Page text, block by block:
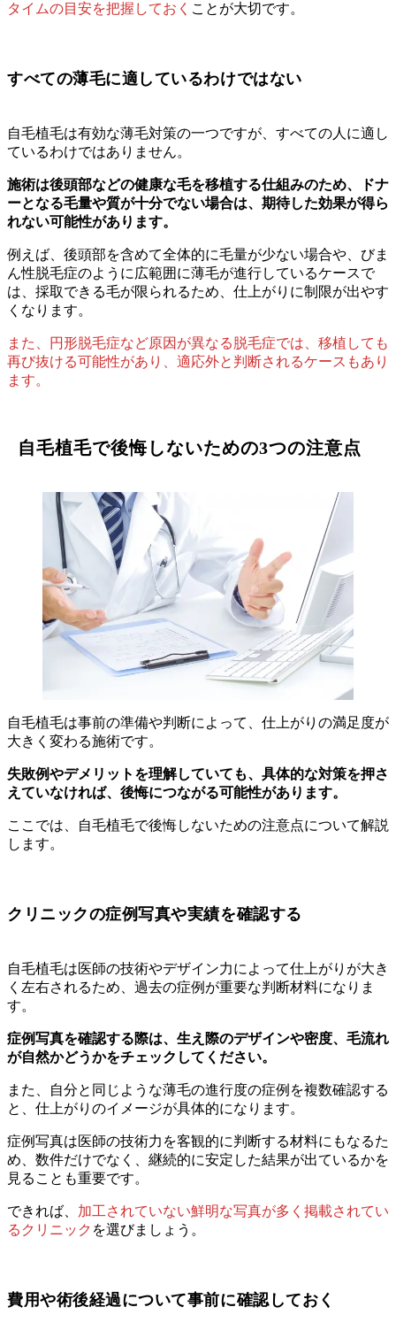
タイムの目安を把握しておく ことが大切です。
すべての薄毛に適しているわけではない
自毛植毛は有効な薄毛対策の一つですが、すべての人に適し
ているわけではありません。
施術は後頭部などの健康な毛を移植する仕組みのため、ドナ
ーとなる毛量や質が十分でない場合は、期待した効果が得ら
れない可能性があります。
例えば、後頭部を含めて全体的に毛量が少ない場合や、びま
ん性脱毛症のように広範囲に薄毛が進行しているケースで
は、採取できる毛が限られるため、仕上がりに制限が出やす
くなります。
また、円形脱毛症など原因が異なる脱毛症では、移植しても
再び抜ける可能性があり、適応外と判断されるケースもあり
ます。
自毛植毛で後悔しないための3つの注意点
自毛植毛は事前の準備や判断によって、仕上がりの満足度が
大きく変わる施術です。
失敗例やデメリットを理解していても、具体的な対策を押さ
えていなければ、後悔につながる可能性があります。
ここでは、自毛植毛で後悔しないための注意点について解説
します。
クリニックの症例写真や実績を確認する
自毛植毛は医師の技術やデザイン力によって仕上がりが大き
く左右されるため、過去の症例が重要な判断材料になりま
す。
症例写真を確認する際は、生え際のデザインや密度、毛流れ
が自然かどうかをチェックしてください。
また、自分と同じような薄毛の進行度の症例を複数確認する
と、仕上がりのイメージが具体的になります。
症例写真は医師の技術力を客観的に判断する材料にもなるた
め、数件だけでなく、継続的に安定した結果が出ているかを
見ることも重要です。
できれば、 加工されていない鮮明な写真が多く掲載されてい
るクリニック を選びましょう。
費用や術後経過について事前に確認しておく